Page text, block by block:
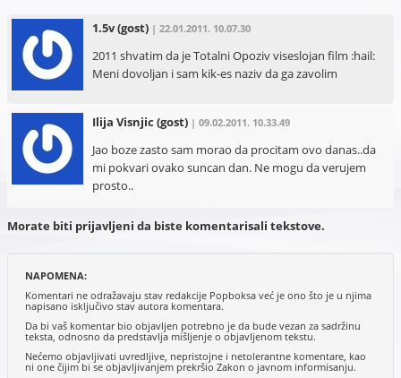
1.5v(gost) | 22.01.2011. 10.07.30
2011 shvatim da je Totalni Opoziv viseslojan film :hail:
Meni dovoljan i sam kik-es naziv da ga zavolim
Ilija Visnjic (gost) | 09.02.2011. 10.33.49
Jao boze zasto sam morao da procitam ovo danas..da
mi pokvari ovako suncan dan. Ne mogu da verujem
prosto..
Morate biti prijavljeni da biste komentarisali tekstove.
NAPOMENA:
Komentari ne odražavaju stav redakcije Popboksa već je ono što je u njima
napisano isključivo stav autora komentara.
Da bi vaš komentar bio objavljen potrebno je da bude vezan za sadržinu
teksta, odnosno da predstavlja mišljenje o objavljenom tekstu.
Nećemo objavljivati uvredljive, nepristojne i netolerantne komentare, kao
ni one čijim bi se objavljivanjem prekršio Zakon o javnom informisanju.